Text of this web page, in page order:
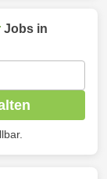
Jobs in